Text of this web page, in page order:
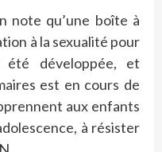
note qu’une boîte à
à la sexualité pour
été développée, et
est en cours de
aux enfants
à résister